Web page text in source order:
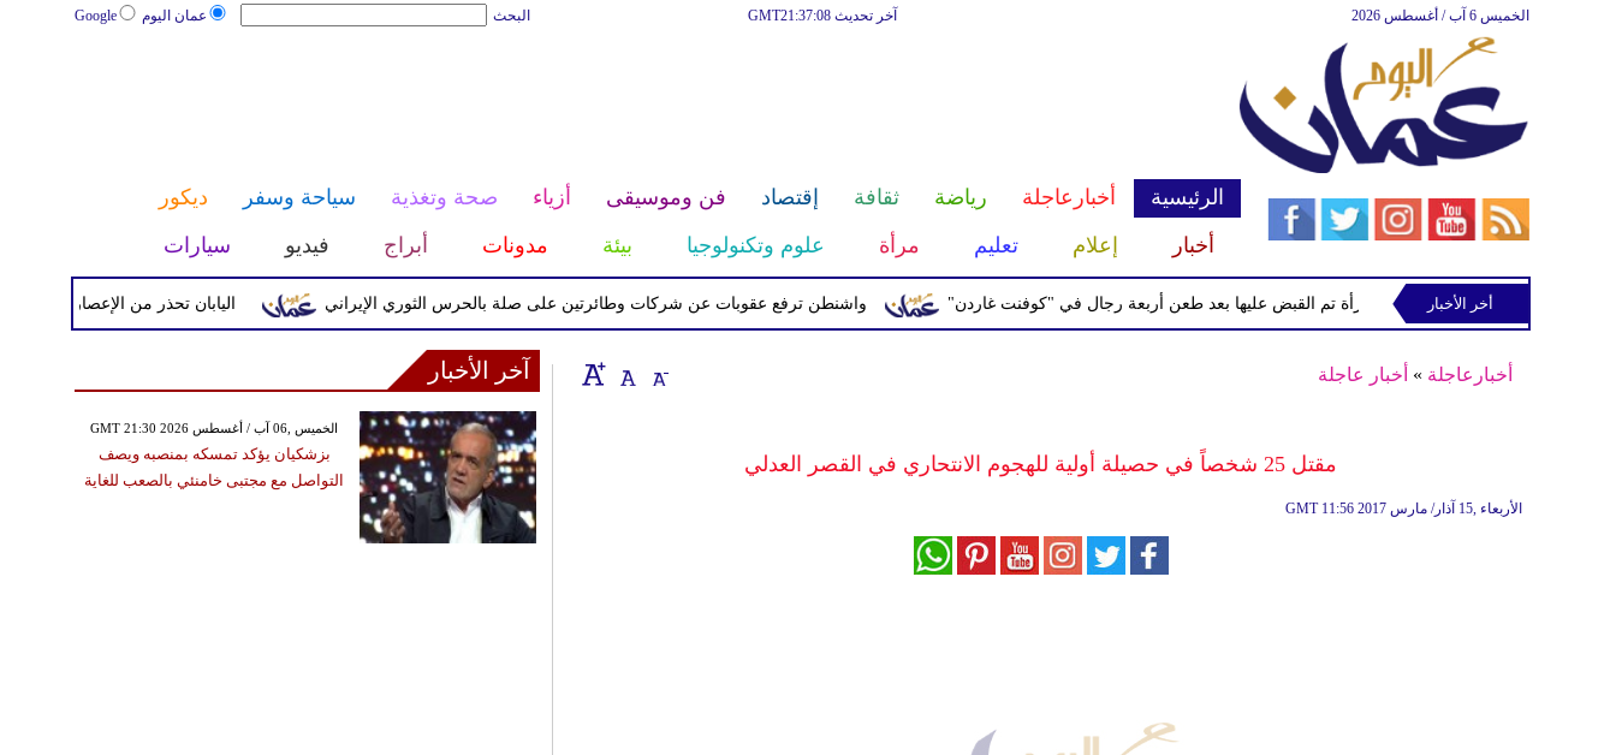
عمان اليوم Google البحث آخر تحديث GMT21:37:08 الخميس 6 آب / أغسطس 2026
الرئيسية أخبارعاجلة رياضة ثقافة إقتصاد فن وموسيقى أزياء صحة وتغذية سياحة وسفر
ديكور
أخبار
إعلام تعليم مرأة علوم وتكنولوجيا بيئة مدونات أبراج فيديو سيارات
اليابان تحذر من الإعصار دولفين ورياح واشنطن ترفع عقوبات عن شركات وطائرتين على صلة بالحرس الثوري الإيراني الشرطة تعتقل إمرأة تم القبض عليها بعد طعن أربعة رجال في "كوفنت غاردن"
أخر الأخبار
أخبارعاجلة » أخبار عاجلة
مقتل 25 شخصاً في حصيلة أولية للهجوم الانتحاري في القصر العدلي
GMT 11:56 2017 الأربعاء ,15 آذار/ مارس
آخر الأخبار
GMT 21:30 2026 الخميس ,06 آب / أغسطس
بزشكيان يؤكد تمسكه بمنصبه ويصف
التواصل مع مجتبى خامنئي بالصعب للغاية